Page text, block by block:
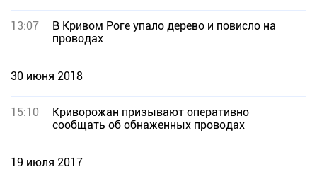
13:07
В Кривом Роге упало дерево и повисло на
проводах
30 июня 2018
15:10
Криворожан призывают оперативно
сообщать об обнаженных проводах
19 июля 2017